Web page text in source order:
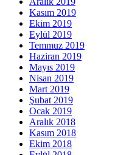
Kasım 2019
Ekim 2019
Eylül 2019
Temmuz 2019
Haziran 2019
Mayıs 2019
Nisan 2019
Mart 2019
Şubat 2019
Ocak 2019
Aralık 2018
Kasım 2018
Ekim 2018